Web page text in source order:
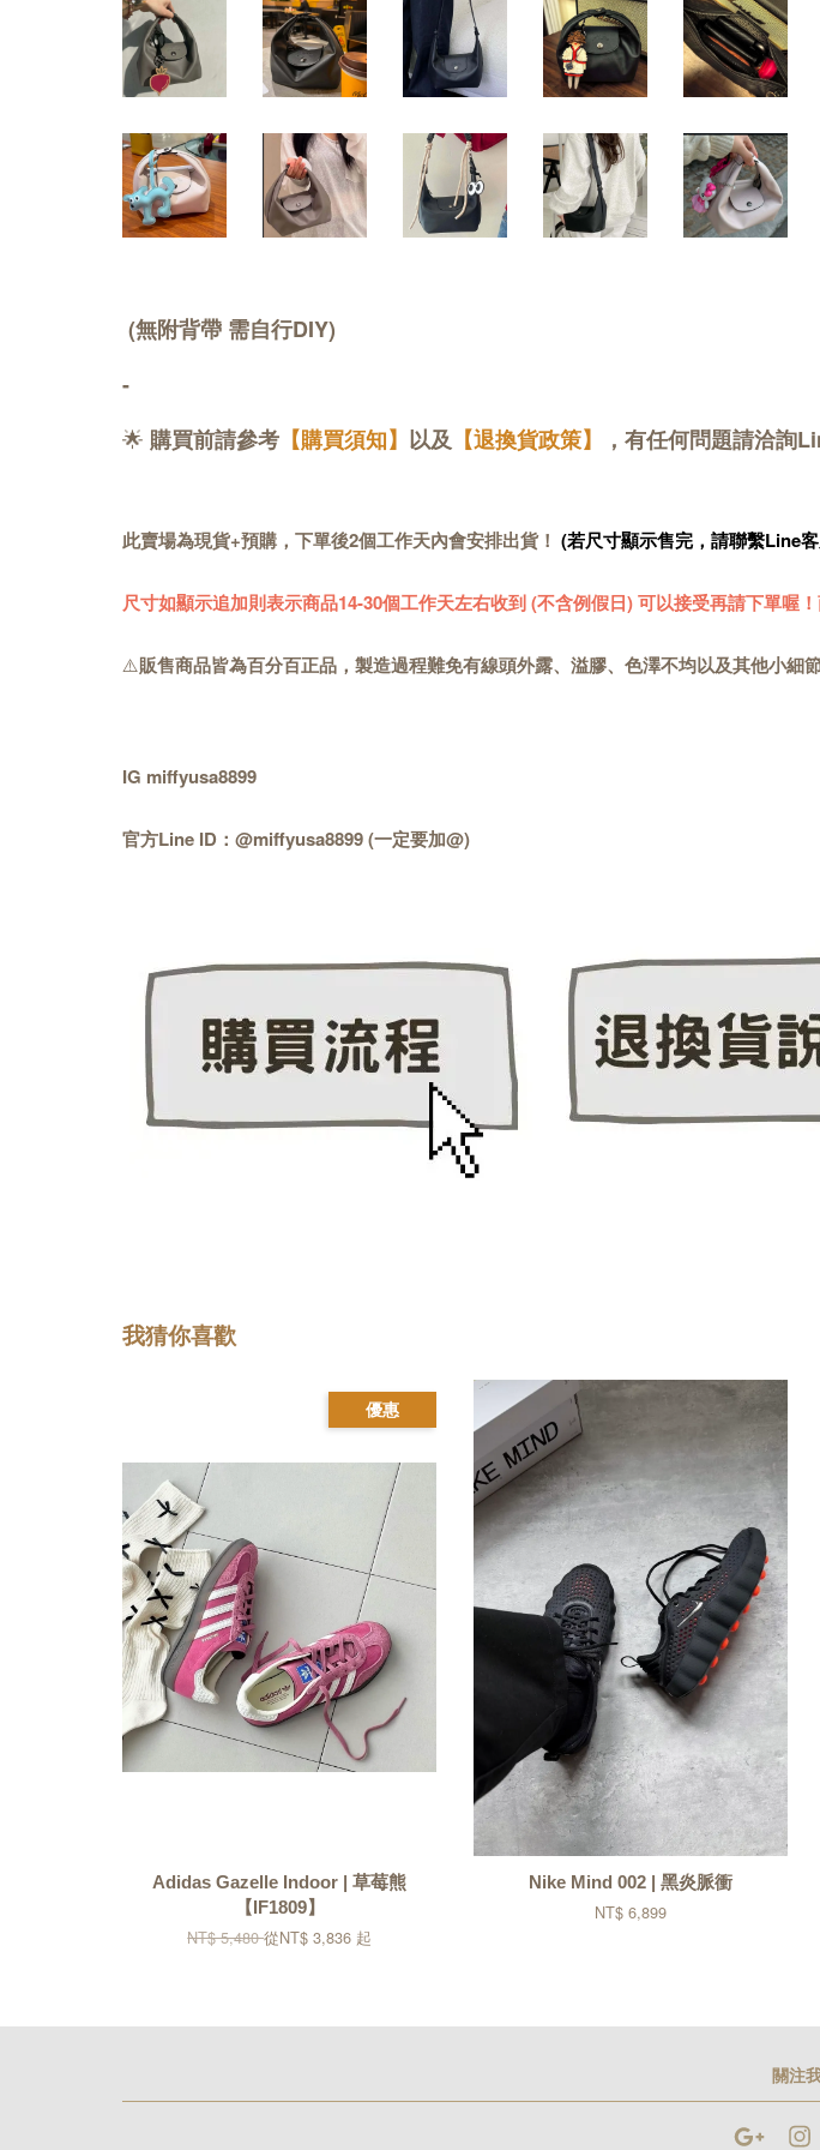
(無附背帶 需自行DIY)
-
🌟 購買前請參考 【購買須知】 以及 【退換貨政策】 ，有任何問題請洽詢
此賣場為現貨+預購，下單後2個工作天內會安排出貨！ (若尺寸顯示售完，請聯繫Line
尺寸如顯示追加則表示商品14-30個工作天左右收到 (不含例假日) 可以接受再請下單喔
⚠️販售商品皆為百分百正品，製造過程難免有線頭外露、溢膠、色澤不均以及其他小細
IG miffyusa8899
官方Line ID：@miffyusa8899 (一定要加@)
我猜你喜歡
優惠
Adidas Gazelle Indoor | 草莓熊
【IF1809】
NT$ 5,480從NT$ 3,836 起
Nike Mind 002 | 黑炎脈衝
NT$ 6,899
關注
Google